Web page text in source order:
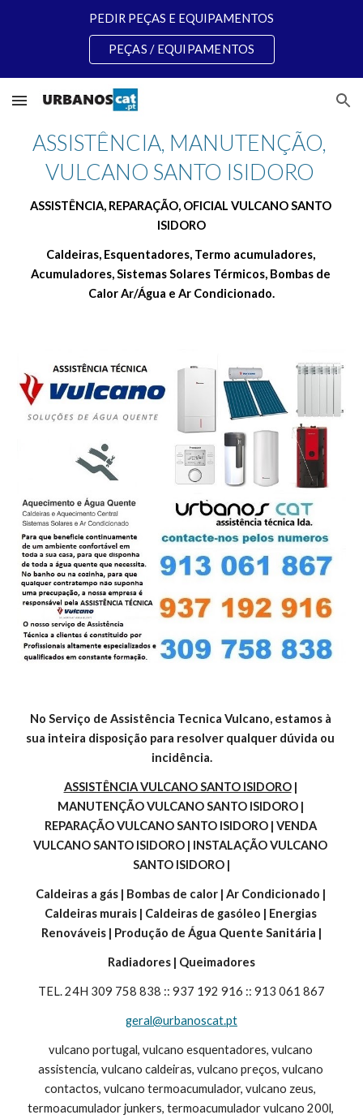
PEDIR PEÇAS E EQUIPAMENTOS
PEÇAS / EQUIPAMENTOS
ASSISTÊNCIA, MANUTENÇÃO,
VULCANO SANTO ISIDORO
ASSISTÊNCIA, REPARAÇÃO, OFICIAL VULCANO SANTO
ISIDORO
Caldeiras, Esquentadores, Termo acumuladores,
Acumuladores, Sistemas Solares Térmicos, Bombas de
Calor Ar/Água e Ar Condicionado.
No Serviço de Assistência Tecnica Vulcano, estamos à
sua inteira disposição para resolver qualquer dúvida ou
incidência.
ASSISTÊNCIA VULCANO SANTO ISIDORO |
MANUTENÇÃO VULCANO SANTO ISIDORO |
REPARAÇÃO VULCANO SANTO ISIDORO | VENDA
VULCANO SANTO ISIDORO | INSTALAÇÃO VULCANO
SANTO ISIDORO |
Caldeiras a gás | Bombas de calor | Ar Condicionado |
Caldeiras murais | Caldeiras de gasóleo | Energias
Renováveis | Produção de Água Quente Sanitária |
Radiadores | Queimadores
TEL. 24H 309 758 838 :: 937 192 916 :: 913 061 867
geral@urbanoscat.pt
vulcano portugal, vulcano esquentadores, vulcano
assistencia, vulcano caldeiras, vulcano preços, vulcano
contactos, vulcano termoacumulador, vulcano zeus,
termoacumulador junkers, termoacumulador vulcano 200l,